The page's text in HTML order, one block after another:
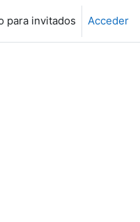
para invitados Acceder